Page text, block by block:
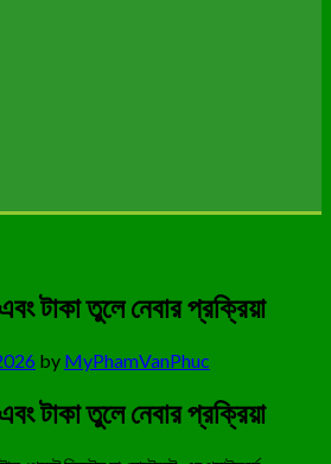
টাকা তুলে নেবার প্রক্রিয়া
by MyPhamVanPhuc
টাকা তুলে নেবার প্রক্রিয়া